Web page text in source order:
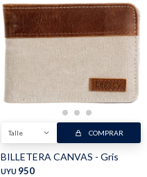
Talle COMPRAR
BILLETERA CANVAS - Gris
UYU 950